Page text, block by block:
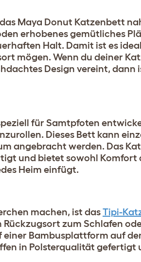
Maya Donut Katzenbett
erhobenes gemütliches
Halt. Damit ist es
mögen. Wenn du deiner
Design vereint, dann
für Samtpfoten
Dieses Bett kann
angebracht werden. Das
und bietet sowohl Komfort
Heim einfügt.
machen, ist dasTipi-
zum Schlafen
Bambusplattform auf
in Polsterqualität gefertigt